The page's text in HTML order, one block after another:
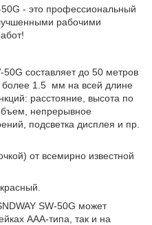
50G - это профессиональный
рабочими
составляет до 50 метров
более 1.5 мм на всей длине
расстояние, высота по
непрерывное
подсветка дисплея и пр.
от всемирно известной
SW-50G может
ААА-типа, так и на